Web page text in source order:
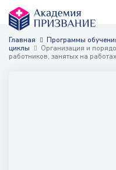
Условия обучения
Главная Программы
циклы
Организация и
работников, занятых на